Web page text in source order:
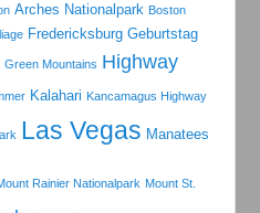
Arches Nationalpark Boston
Fredericksburg Geburtstag
Green Mountains Highway
Kalahari Kancamagus Highway
Las Vegas Manatees
Rainier Nationalpark Mount St.